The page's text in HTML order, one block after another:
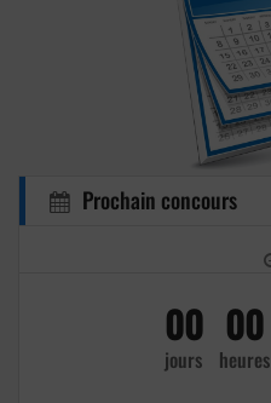
Prochain concours
00
jours
00
heures